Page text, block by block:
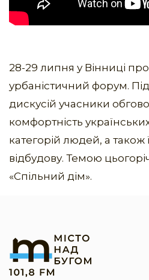
28-29 липня у Вінниці
урбаністичний форум.
дискусій учасники
комфортність
категорій людей, а також
відбудову. Темою
«Спільний дім».